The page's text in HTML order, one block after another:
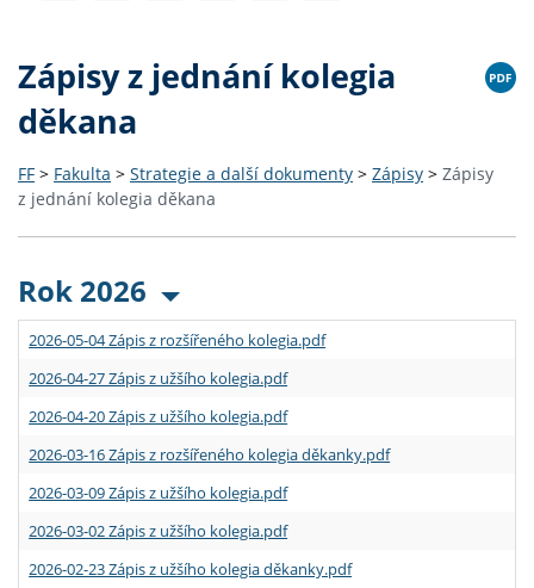
Zápisy z jednání kolegia
děkana
FF > Fakulta > Strategie a další dokumenty > Zápisy > Zápisy
z jednání kolegia děkana
Rok 2026
2026-05-04 Zápis z rozšířeného kolegia.pdf
2026-04-27 Zápis z užšího kolegia.pdf
2026-04-20 Zápis z užšího kolegia.pdf
2026-03-16 Zápis z rozšířeného kolegia děkanky.pdf
2026-03-09 Zápis z užšího kolegia.pdf
2026-03-02 Zápis z užšího kolegia.pdf
2026-02-23 Zápis z užšího kolegia děkanky.pdf